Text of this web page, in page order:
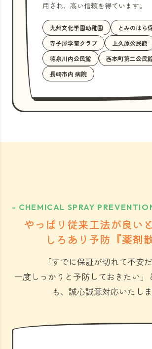
用され、高い信頼を得ています。
九州文化学園幼稚園
とみのはら
寺子屋学童クラブ
上久原公民館
徳泉川内公民館
西本町第二公民
長崎市内 病院
- CHEMICAL SPRAY
やっぱり従来工法が良い
しろあり予防『薬剤散
「すでに保証が切れて不安だ
一度しっかりと予防しておきたい」
も、誠心誠意対応いたしま